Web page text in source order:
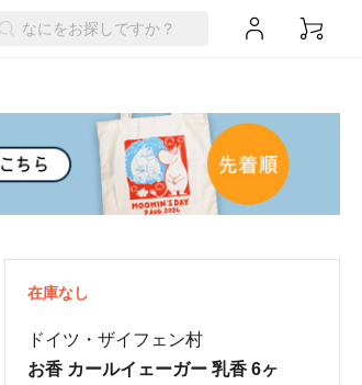
在庫なし
ドイツ・ザイフェン村
お香 カールイェーガー 乳香 6ヶ